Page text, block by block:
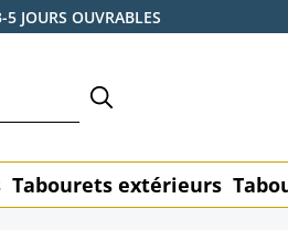
JOURS OUVRABLES
Tabourets extérieurs